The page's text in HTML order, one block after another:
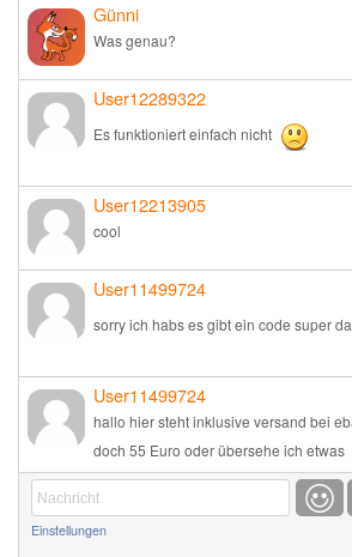
Günni
Was genau?
User12289322
Es funktioniert einfach nicht
User12213905
cool
User11499724
sorry ich habs es gibt ein code super
User11499724
hallo hier steht inklusive versand bei
doch 55 Euro oder übersehe ich etwas
Günni
Einstellungen